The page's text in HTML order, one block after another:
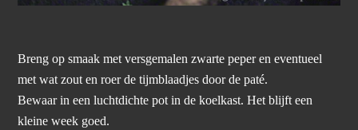
Breng op smaak met versgemalen zwarte peper en eventueel
met wat zout en roer de tijmblaadjes door de paté.
Bewaar in een luchtdichte pot in de koelkast. Het blijft een
kleine week goed.